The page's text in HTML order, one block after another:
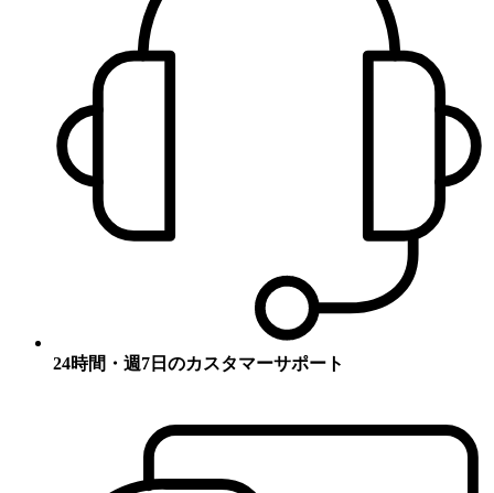
24時間・週7日のカスタマーサポート